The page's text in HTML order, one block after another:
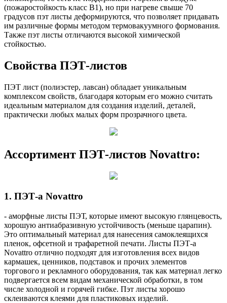
(пожаростойкость класс B1), но при нагреве свыше 70
градусов пэт листы деформируются, что позволяет придавать
им различные формы методом термовакуумного формования.
Также пэт листы отличаются высокой химической
стойкостью.
Свойства ПЭТ-листов
ПЭТ лист (полиэстер, лавсан) обладает уникальным
комплексом свойств, благодаря которым его можно считать
идеальным материалом для создания изделий, деталей,
практически любых малых форм прозрачного цвета.
Ассортимент ПЭТ-листов Novattro:
1. ПЭТ-а Novattro
- аморфные листы ПЭТ, которые имеют высокую глянцевость,
хорошую антиабразивную устойчивость (меньше царапин).
Это оптимальный материал для нанесения самоклеящихся
пленок, офсетной и трафаретной печати. Листы ПЭТ-а
Novattro отлично подходят для изготовления всех видов
кармашек, ценников, подставок и прочих элементов
торгового и рекламного оборудования, так как материал легко
подвергается всем видам механической обработки, в том
числе холодной и горячей гибке. Пэт листы хорошо
склеиваются клеями для пластиковых изделий.